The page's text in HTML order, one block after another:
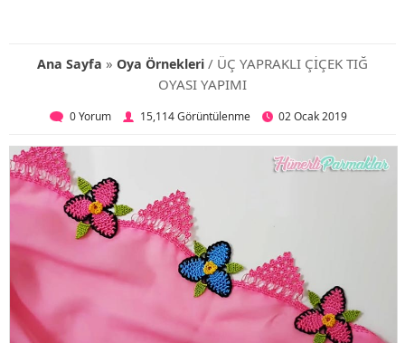
Ana Sayfa » Oya Örnekleri / ÜÇ YAPRAKLI ÇİÇEK TIĞ
OYASI YAPIMI
0 Yorum 15,114 Görüntülenme 02 Ocak 2019